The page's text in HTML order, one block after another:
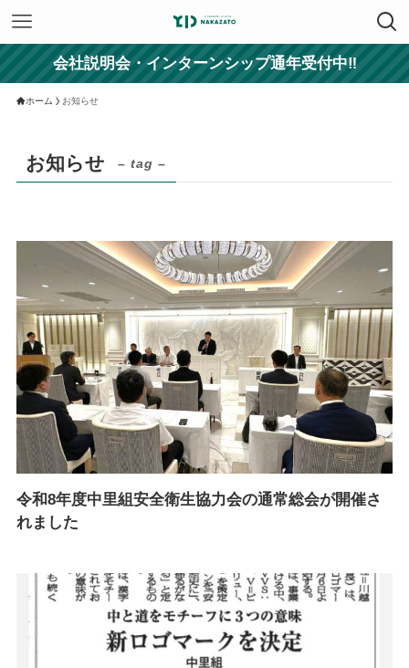
会社説明会・インターンシップ通年受付中‼
ホーム お知らせ
お知らせ – tag –
令和8年度中里組安全衛生協力会の通常総会が開催さ
れました